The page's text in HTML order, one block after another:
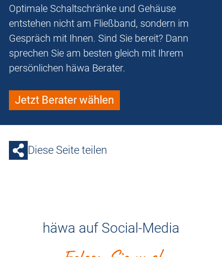
Optimale Schaltschränke und Gehäuse
entstehen nicht am Fließband, sondern im
Gespräch mit Ihnen. Sind Sie bereit? Dann
sprechen Sie am besten gleich mit Ihrem
persönlichen häwa Berater.
Jetzt Berater wählen
Diese Seite teilen
häwa auf Social-Media